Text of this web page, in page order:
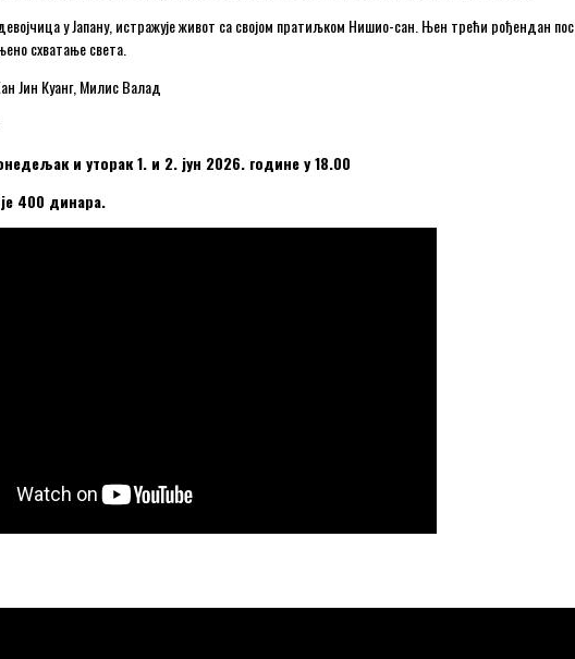
у Јапану, истражује живот са својом пратиљком Нишио-сан. Њен трећи рођендан
схватање света.
Јин Куанг, Милис Валад
и уторак 1. и 2. јун 2026. године у 18.00
400 динара.